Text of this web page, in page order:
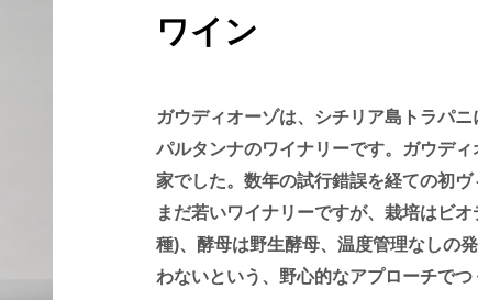
ワイン
ガウディオーゾは、シチリア島トラパ
パルタンナのワイナリーです。ガウデ
家でした。数年の試行錯誤を経ての初
まだ若いワイナリーですが、栽培はビ
種)、酵母は野生酵母、温度管理なしの
わないという、野心的なアプローチでつ